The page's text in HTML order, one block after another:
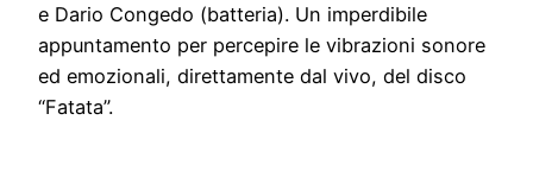
e Dario Congedo (batteria). Un imperdibile
appuntamento per percepire le vibrazioni sonore
ed emozionali, direttamente dal vivo, del disco
“Fatata”.